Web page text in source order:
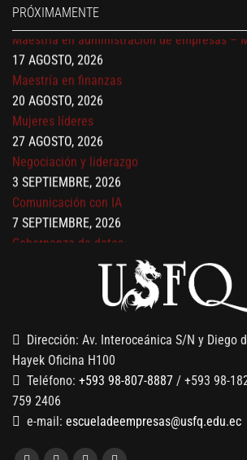
PRÓXIMAMENTE
17 AGOSTO, 2026
Maestría en administración de empresas –
17 AGOSTO, 2026
Maestría en finanzas
20 AGOSTO, 2026
Mujeres líderes
27 AGOSTO, 2026
Negociación y liderazgo
3 SEPTIEMBRE, 2026
Comunicación con IA
7 SEPTIEMBRE, 2026
Gobernanza de datos
Finanzas para no financieros
Dirección: Av. Interoceánica S/N y Diego
Hayek Oficina H100
Teléfono: +593 98-807-8887 / +593 98-
759 2406
e-mail: escueladeempresas@usfq.edu.ec